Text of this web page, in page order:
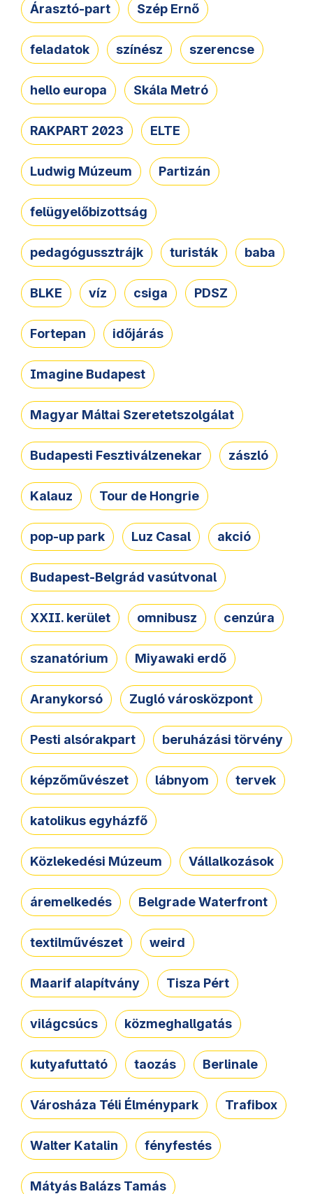
Árasztó-part Szép Ernő
feladatok színész szerencse
hello europa Skála Metró
RAKPART 2023 ELTE
Ludwig Múzeum Partizán
felügyelőbizottság
pedagógussztrájk turisták baba
BLKE víz csiga PDSZ
Fortepan időjárás
Imagine Budapest
Magyar Máltai Szeretetszolgálat
Budapesti Fesztiválzenekar zászló
Kalauz Tour de Hongrie
pop-up park Luz Casal akció
Budapest-Belgrád vasútvonal
XXII. kerület omnibusz cenzúra
szanatórium Miyawaki erdő
Aranykorsó Zugló városközpont
Pesti alsórakpart beruházási törvény
képzőművészet lábnyom tervek
katolikus egyházfő
Közlekedési Múzeum Vállalkozások
áremelkedés Belgrade Waterfront
textilművészet weird
Maarif alapítvány Tisza Pért
világcsúcs közmeghallgatás
kutyafuttató taozás Berlinale
Városháza Téli Élménypark Trafibox
Walter Katalin fényfestés
Mátyás Balázs Tamás